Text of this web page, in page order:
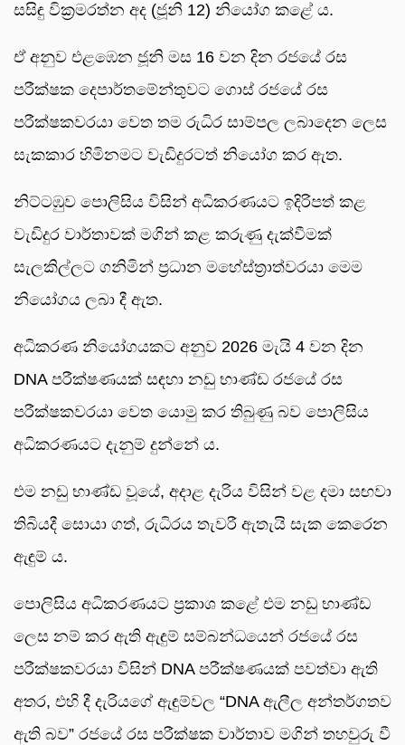
සසිඳු වික්‍රමරත්න අද (ජූනි 12) නියෝග කළේ ය.
ඒ අනුව එළඹෙන ජූනි මස 16 වන දින රජයේ රස
පරීක්ෂක දෙපාර්තමේන්තුවට ගොස් රජයේ රස
පරීක්ෂකවරයා වෙත තම රුධිර සාම්පල ලබාදෙන ලෙස
සැකකාර හිමිනමට වැඩිදුරටත් නියෝග කර ඇත.
නිට්ටඹුව පොලිසිය විසින් අධිකරණයට ඉදිරිපත් කළ
වැඩිදුර වාර්තාවක් මගින් කළ කරුණු දැක්වීමක්
සැලකිල්ලට ගනිමින් ප්‍රධාන මහේස්ත්‍රාත්වරයා මෙම
නියෝගය ලබා දී ඇත.
අධිකරණ නියෝගයකට අනුව 2026 මැයි 4 වන දින
DNA පරීක්ෂණයක් සඳහා නඩු භාණ්ඩ රජයේ රස
පරීක්ෂකවරයා වෙත යොමු කර තිබුණු බව පොලිසිය
අධිකරණයට දැනුම් දුන්නේ ය.
එම නඩු භාණ්ඩ වූයේ, අදාළ දැරිය විසින් වළ දමා සඟවා
තිබියදී සොයා ගත්, රුධිරය තැවරී ඇතැයි සැක කෙරෙන
ඇඳුම් ය.
පොලිසිය අධිකරණයට ප්‍රකාශ කළේ එම නඩු භාණ්ඩ
ලෙස නම් කර ඇති ඇඳුම් සම්බන්ධයෙන් රජයේ රස
පරීක්ෂකවරයා විසින් DNA පරීක්ෂණයක් පවත්වා ඇති
අතර, එහි දී දැරියගේ ඇඳුම්වල “DNA ඇලීල අන්තර්ගතව
ඇති බව” රජයේ රස පරීක්ෂක වාර්තාව මගින් තහවුරු වී